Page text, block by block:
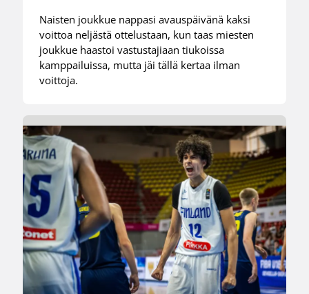
Naisten joukkue nappasi avauspäivänä kaksi
voittoa neljästä ottelustaan, kun taas miesten
joukkue haastoi vastustajiaan tiukoissa
kamppailuissa, mutta jäi tällä kertaa ilman
voittoja.